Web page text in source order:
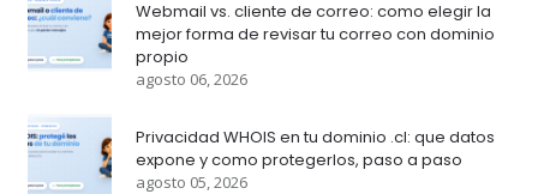
Webmail vs. cliente de correo: como elegir la
mejor forma de revisar tu correo con dominio
propio
agosto 06, 2026
Privacidad WHOIS en tu dominio .cl: que datos
expone y como protegerlos, paso a paso
agosto 05, 2026